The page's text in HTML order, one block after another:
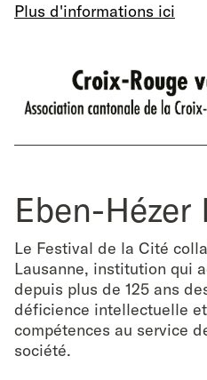
Plus d'informations ici
Eben-Hézer
Le Festival de la Cité
Lausanne, institution qui
depuis plus de 125 ans
déficience intellectuelle
compétences au service
société.